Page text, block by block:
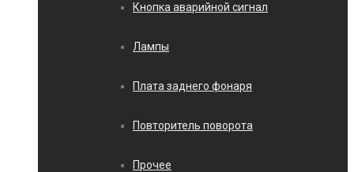
Кнопка аварийной сигнал
Лампы
Плата заднего фонаря
Повторитель поворота
Прочее